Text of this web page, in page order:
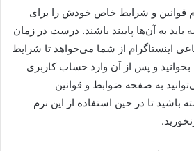
قوانین و شرایط خاص خودش را برای
باید به آن‌ها پایبند باشند. درست در زمان
اینستاگرام از شما می‌خواهد تا شرایط
و پس از آن وارد حساب کاربری
به صفحه ضوابط و قوانین
باشید تا در حین استفاده از این نرم